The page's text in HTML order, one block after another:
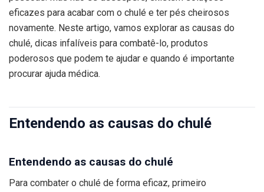
eficazes para acabar com o chulé e ter pés cheirosos
novamente. Neste artigo, vamos explorar as causas do
chulé, dicas infalíveis para combatê-lo, produtos
poderosos que podem te ajudar e quando é importante
procurar ajuda médica.
Entendendo as causas do chulé
Entendendo as causas do chulé
Para combater o chulé de forma eficaz, primeiro